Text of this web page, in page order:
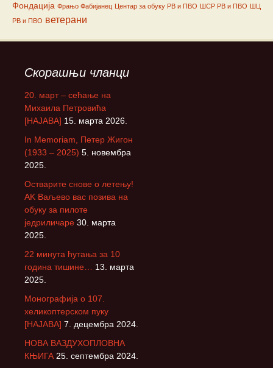
Фондација Фрањо Фабијанец Центар за обуку РВ и ПВО ШСР РВ и ПВО ШЦ
РВ и ПВО ветерани
Скорашњи чланци
20. март – сећање на
Михаила Петровића
[НАЈАВА] 15. марта 2026.
In Memoriam, Петер Жигон
(1933 – 2025) 5. новембра
2025.
Остварите снове о летењу!
АK Ваљево вас позива на
обуку за пилоте
једриличаре 30. марта
2025.
22 минута ћутања за 10
година тишине…
13. марта
2025.
Монографија о 107.
хеликоптерском пуку
[НАЈАВА] 7. децембра 2024.
НОВА ВАЗДУХОПЛОВНА
КЊИГА 25. септембра 2024.